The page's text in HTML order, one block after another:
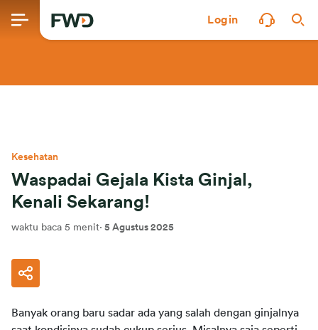
Login
Kesehatan
Waspadai Gejala Kista Ginjal,
Kenali Sekarang!
waktu baca 5 menit· 5 Agustus 2025
Banyak orang baru sadar ada yang salah dengan ginjalnya